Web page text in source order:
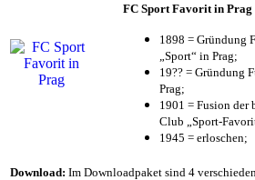
FC Sport Favorit in Prag
1898 = Gründung
„Sport“ in Prag;
19?? = Gründung
Prag;
1901 = Fusion der
Club „Sport-
1945 = erloschen;
Download: Im Downloadpaket sind 4